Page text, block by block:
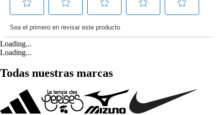
Loading...
Loading...
Todas nuestras marcas